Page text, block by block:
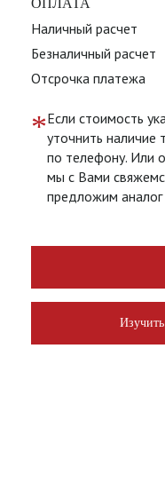
ОПЛАТА
Наличный расчет
Безналичный расчет
Отсрочка платежа
*Если стоимость
уточнить наличие
по телефону. Или
мы с Вами
предложим аналог